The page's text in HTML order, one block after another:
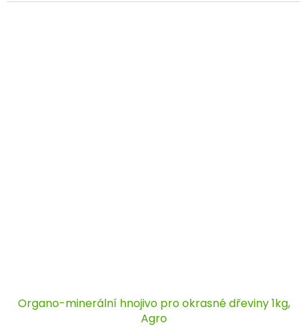
Organo-minerální hnojivo pro okrasné dřeviny 1kg,
Agro